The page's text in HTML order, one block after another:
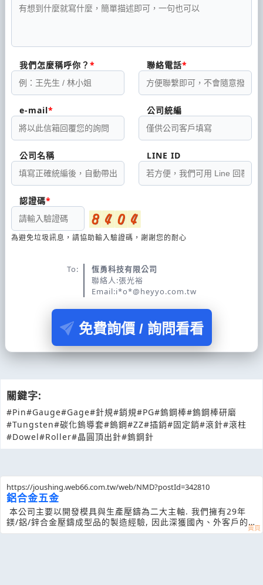
我們怎麼稱呼你？ 聯絡電話
e-mail 公司統編
公司名稱 LINE ID
認證碼
為避免垃圾訊息，請協助輸入驗證碼，謝謝您的耐心
To:
恆勇科技有限公司
聯絡人:張光裕
Email:i*o*@heyyo.com.tw
免費詢價 / 詢問看看
關鍵字:
#Pin#Gauge#Gage#針規#銷規#PG#鎢鋼棒#鎢鋼棒研磨
#Tungsten#碳化鎢導套#鎢鋼#ZZ#插銷#固定銷#滾針#滾柱
#Dowel#Roller#晶圓頂出針#鎢鋼針
https://joushing.web66.com.tw/web/NMD?postId=342810
鋁合金五金
鎂/鋁/鋅合金壓鑄成型品的製造經驗, 因此深獲國內、外客戶的
信賴與好評. 例如: 大億交通, 堤維西交通, 萬國通路及川湖科技,